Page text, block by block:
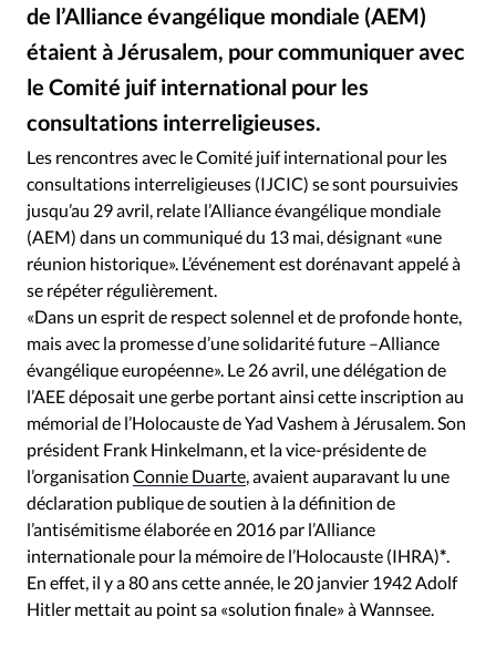
RUBRIQUES
Toute l'actualité Bible Culture
Economie
Eglises
Histoire Laicité
Liberté religieuse
Mission
Monde People Politique
Société
de l’Alliance évangélique mondiale (AEM)
étaient à Jérusalem, pour communiquer avec
le Comité juif international pour les
consultations interreligieuses.
©Yoni Reif / The World evangelical alliance / Facebook - Thomas Schirrmacher et le révérend Goodwill Shana de l’AEM déposent une couronne au Mémorial de l'Holocauste de Yad Vashem à Jérusalem, le 26 avril
Les rencontres avec le Comité juif international pour les
consultations interreligieuses (IJCIC) se sont poursuivies
jusqu’au 29 avril, relate l’Alliance évangélique mondiale
(AEM) dans un communiqué du 13 mai, désignant «une
réunion historique». L’événement est dorénavant appelé à
se répéter régulièrement.
«Dans un esprit de respect solennel et de profonde honte,
mais avec la promesse d’une solidarité future –Alliance
évangélique européenne». Le 26 avril, une délégation de
l’AEE déposait une gerbe portant ainsi cette inscription au
mémorial de l’Holocauste de Yad Vashem à Jérusalem. Son
président Frank Hinkelmann, et la vice-présidente de
l’organisation Connie Duarte , avaient auparavant lu une
déclaration publique de soutien à la définition de
l’antisémitisme élaborée en 2016 par l’Alliance
internationale pour la mémoire de l’Holocauste (IHRA)*
En effet, il y a 80 ans cette année, le 20 janvier 1942 Adolf
Hitler mettait au point sa «solution finale» à Wannsee.